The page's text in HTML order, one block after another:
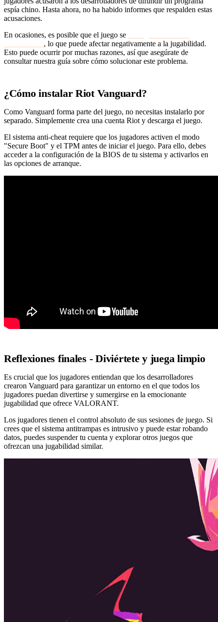
espía chino. Hasta ahora, no ha habido informes que respalden estas
acusaciones.
En ocasiones, es posible que el juego se
, lo que puede afectar negativamente a la jugabilidad.
Esto puede ocurrir por muchas razones, así que asegúrate de
consultar nuestra guía sobre cómo solucionar este problema.
¿Cómo instalar Riot Vanguard?
Como Vanguard forma parte del juego, no necesitas instalarlo por
separado. Simplemente crea una cuenta Riot y descarga el juego.
El sistema anti-cheat requiere que los jugadores activen el modo
"Secure Boot" y el TPM antes de iniciar el juego. Para ello, debes
acceder a la configuración de la BIOS de tu sistema y activarlos en
las opciones de arranque.
Reflexiones finales - Diviértete y juega limpio
Es crucial que los jugadores entiendan que los desarrolladores
crearon Vanguard para garantizar un entorno en el que todos los
jugadores puedan divertirse y sumergirse en la emocionante
jugabilidad que ofrece VALORANT.
Los jugadores tienen el control absoluto de sus sesiones de juego. Si
crees que el sistema antitrampas es intrusivo y puede estar robando
datos, puedes suspender tu cuenta y explorar otros juegos que
ofrezcan una jugabilidad similar.